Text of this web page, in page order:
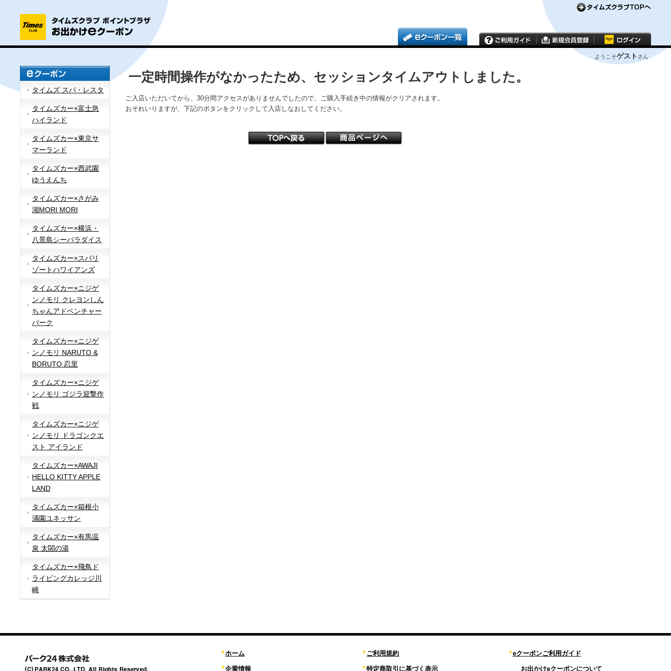
ようこそゲスト さん
タイムズ スパ・レスタ
タイムズカー×富士急
ハイランド
タイムズカー×東京サ
マーランド
タイムズカー×西武園
ゆうえんち
タイムズカー×さがみ
湖MORI MORI
タイムズカー×横浜・
八景島シーパラダイス
タイムズカー×スパリ
ゾートハワイアンズ
タイムズカー×ニジゲ
ンノモリ クレヨンしん
ちゃんアドベンチャー
パーク
タイムズカー×ニジゲ
ンノモリ NARUTO &
BORUTO 忍里
タイムズカー×ニジゲ
ンノモリ ゴジラ迎撃作
戦
タイムズカー×ニジゲ
ンノモリ ドラゴンクエ
スト アイランド
タイムズカー×AWAJI
HELLO KITTY APPLE
LAND
タイムズカー×箱根小
涌園ユネッサン
タイムズカー×有馬温
泉 太閤の湯
タイムズカー×飛鳥ド
ライビングカレッジ川
崎
一定時間操作がなかったため、セッションタイムアウトしました。
ご入店いただいてから、30分間アクセスがありませんでしたので、ご購入手続き中の情報がクリアされます。
おそれいりますが、下記のボタンをクリックして入店しなおしてください。
ホーム
企業情報
ご利用規約
特定商取引に基づく表示
eクーポンご利用ガイド
お出かけeクーポンについて